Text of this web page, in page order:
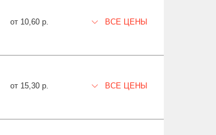
от 10,60 р. ВСЕ ЦЕНЫ
от 15,30 р. ВСЕ ЦЕНЫ